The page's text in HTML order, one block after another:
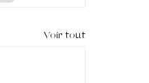
Voir tout